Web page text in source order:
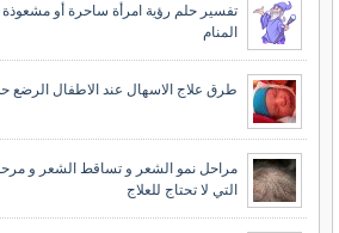
تفسير حلم رؤية امرأة ساحرة أو
المنام
طرق علاج الاسهال عند الاطفال الرضع
مراحل نمو الشعر و تساقط الشعر و
التي لا تحتاج للعلاج